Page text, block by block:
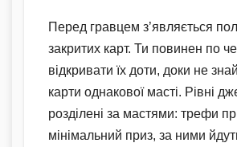
Перед гравцем з’являється
закритих карт. Ти повинен по
відкривати їх доти, доки не
карти однакової масті. Рівні
розділені за мастями: трефи
мінімальний приз, за ними